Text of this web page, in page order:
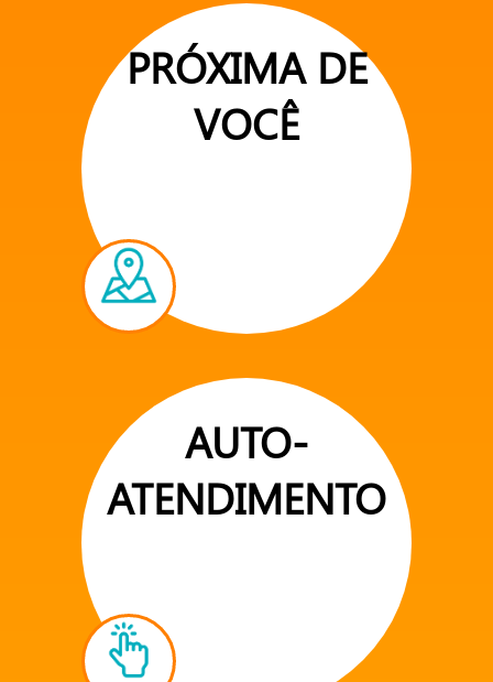
PRÓXIMA DE
VOCÊ
AUTO-
ATENDIMENTO